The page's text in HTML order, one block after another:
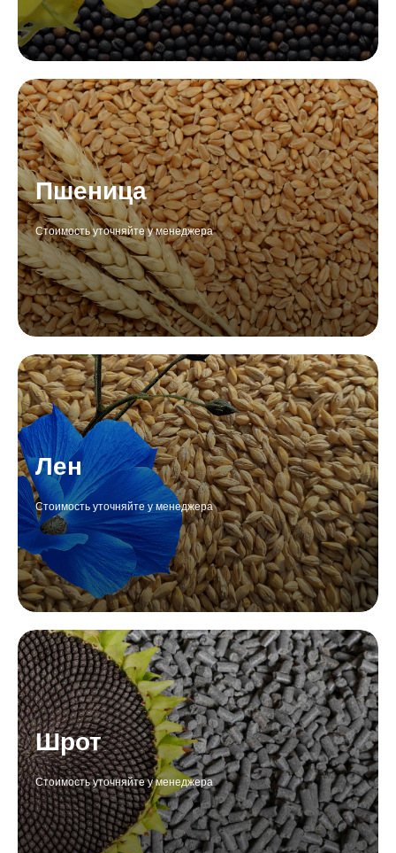
Пшеница
Стоимость уточняйте у менеджера
Лен
Стоимость уточняйте у менеджера
Шрот
Стоимость уточняйте у менеджера